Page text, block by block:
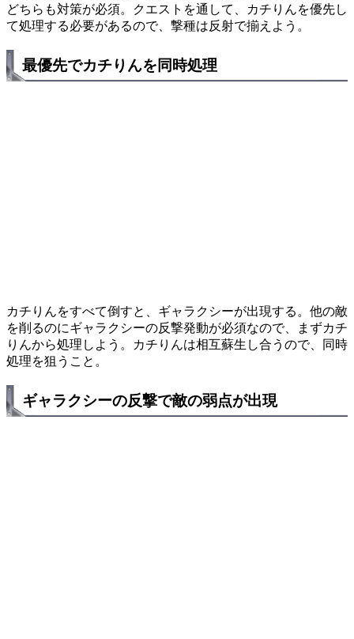
どちらも対策が必須。クエストを通して、カチりんを優先し
て処理する必要があるので、撃種は反射で揃えよう。
最優先でカチりんを同時処理
カチりんをすべて倒すと、ギャラクシーが出現する。他の敵
を削るのにギャラクシーの反撃発動が必須なので、まずカチ
りんから処理しよう。カチりんは相互蘇生し合うので、同時
処理を狙うこと。
ギャラクシーの反撃で敵の弱点が出現